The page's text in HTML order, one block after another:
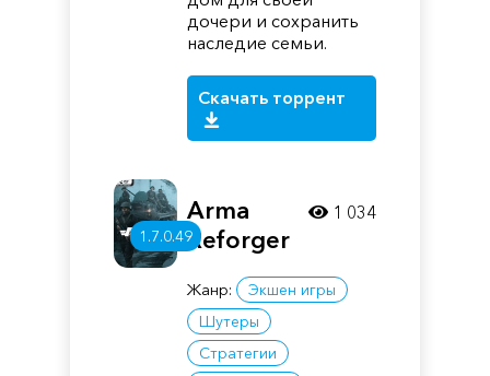
дочери и сохранить
наследие семьи.
Скачать торрент
1.7.0.49
Arma
Reforger
Жанр:
Экшен игры
Шутеры
Стратегии
1 034